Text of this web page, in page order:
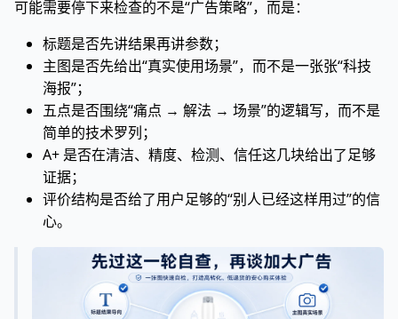
可能需要停下来检查的不是“广告策略”，而是：
标题是否先讲结果再讲参数；
主图是否先给出“真实使用场景”，而不是一张张“科技
海报”；
五点是否围绕“痛点 → 解法 → 场景”的逻辑写，而不是
简单的技术罗列；
A+ 是否在清洁、精度、检测、信任这几块给出了足够
证据；
评价结构是否给了用户足够的“别人已经这样用过”的信
心。